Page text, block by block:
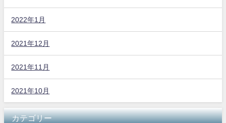
2022年1月
2021年12月
2021年11月
2021年10月
カテゴリー